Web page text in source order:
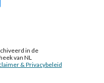
in de
van NL
& Privacybeleid